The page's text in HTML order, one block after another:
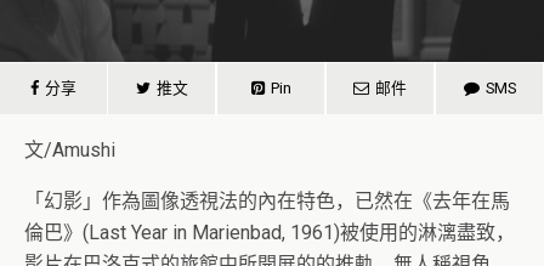
分享 推文 Pin 邮件 SMS
文/Amushi
「幻影」作為圖像透視法的內在特色，已然在《去年在馬
倫巴》(Last Year in Marienbad, 1961)被使用的淋漓盡致，